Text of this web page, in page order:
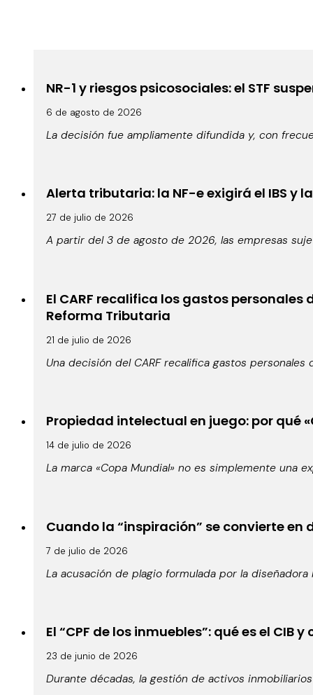
NR-1 y riesgos psicosociales: el STF
6 de agosto de 2026
La decisión fue ampliamente difundida y, con
Alerta tributaria: la NF-e exigirá el IBS y
27 de julio de 2026
A partir del 3 de agosto de 2026, las empresas
El CARF recalifica los gastos
Reforma Tributaria
21 de julio de 2026
Una decisión del CARF recalifica gastos
Propiedad intelectual en juego: por qué
14 de julio de 2026
La marca «Copa Mundial» no es simplemente una
Cuando la “inspiración” se convierte
7 de julio de 2026
La acusación de plagio formulada por la
El “CPF de los inmuebles”: qué es el
23 de junio de 2026
Durante décadas, la gestión de activos